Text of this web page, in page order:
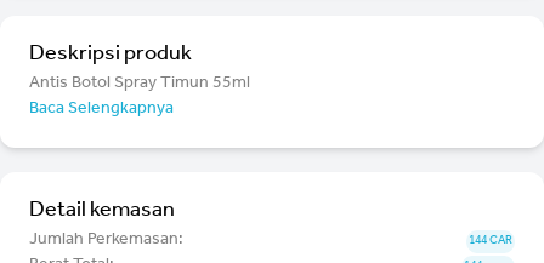
Deskripsi produk
Antis Botol Spray Timun 55ml
Baca Selengkapnya
Detail kemasan
Jumlah Perkemasan: 144 CAR